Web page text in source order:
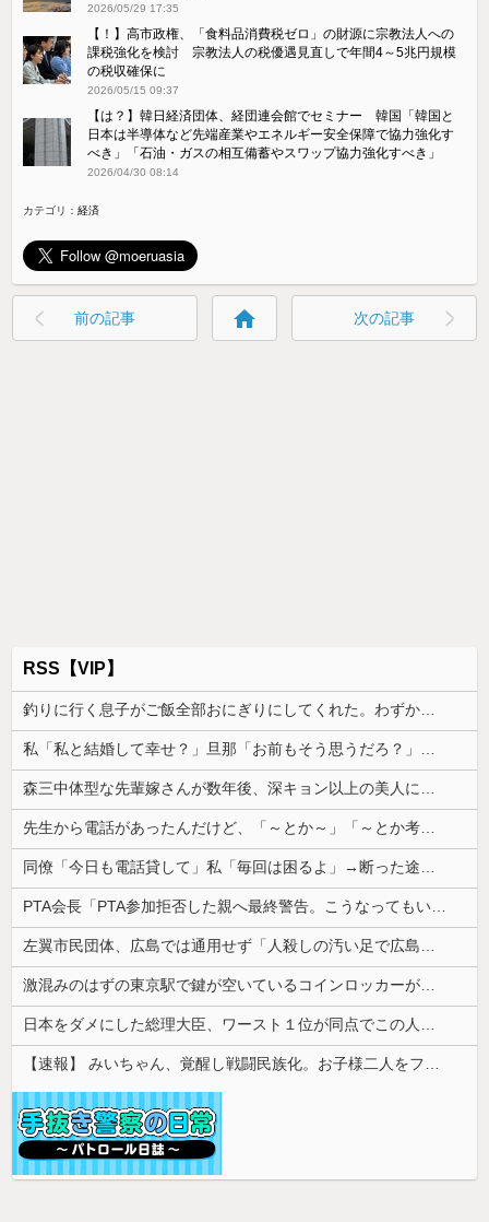
2026/05/29 17:35
【！】高市政権、「食料品消費税ゼロ」の財源に宗教法人への
課税強化を検討 宗教法人の税優遇見直しで年間4～5兆円規模
の税収確保に
2026/05/15 09:37
【は？】韓日経済団体、経団連会館でセミナー 韓国「韓国と
日本は半導体など先端産業やエネルギー安全保障で協力強化す
べき」「石油・ガスの相互備蓄やスワップ協力強化すべき」
2026/04/30 08:14
カテゴリ：経済
前の記事 home 次の記事
RSS【VIP】